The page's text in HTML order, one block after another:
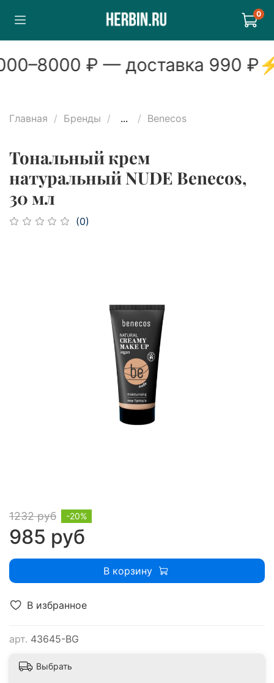
0
–8000₽ — доставка990₽
Главная Бренды ... Benecos
Тональный крем
натуральный NUDE Benecos,
30 мл
(0)
В избранное
арт. 43645-BG
1232 руб
985 руб
-20%
В корзину
Выбрать